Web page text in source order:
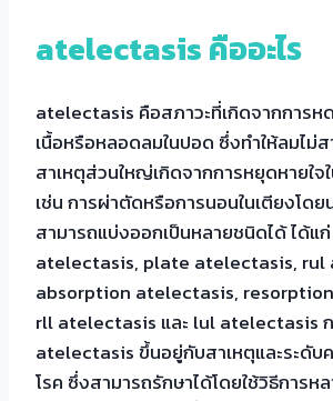
atelectasis คืออะไร
atelectasis คือสภาวะที่เกิดจากการห
เนื้อหรือหลอดลมในปอด ซึ่งทำให้ลมไม่ส
สาเหตุส่วนใหญ่เกิดจากการหยุดหายใจใ
เช่น การผ่าตัดหรือการนอนในเตียงโดย
สามารถแบ่งออกเป็นหลายชนิดได้ ได้
atelectasis, plate atelectasis, rul
absorption atelectasis,
rll atelectasis และ lul atelectasis
atelectasis ขึ้นอยู่กับสาเหตุและระดับ
โรค ซึ่งสามารถรักษาได้โดยใช้วิธีการห